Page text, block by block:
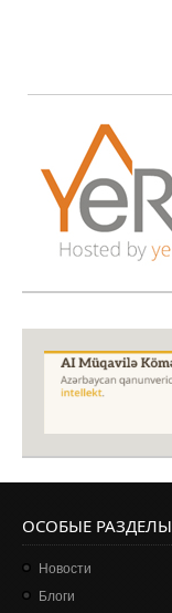
ОСОБЫЕ РАЗДЕЛЫ
Новости
Блоги